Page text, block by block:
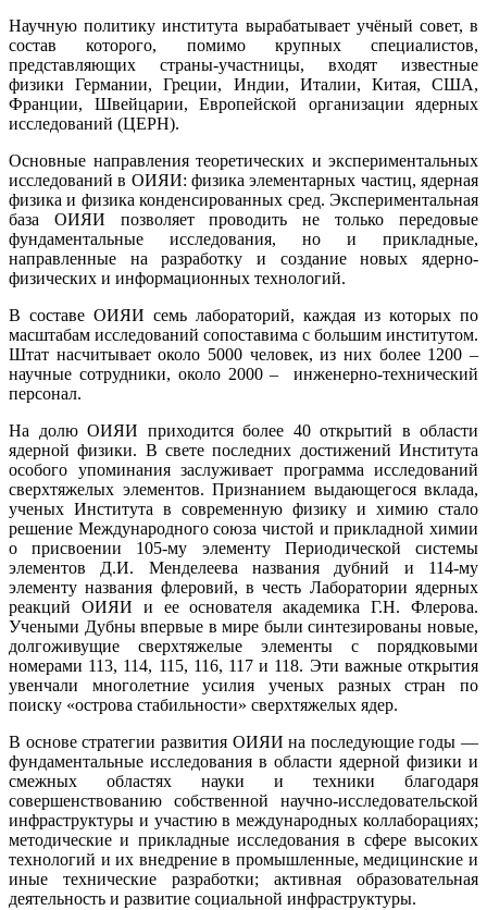
Научную политику института вырабатывает учёный совет, в
состав которого, помимо крупных специалистов,
представляющих страны-участницы, входят известные
физики Германии, Греции, Индии, Италии, Китая, США,
Франции, Швейцарии, Европейской организации ядерных
исследований (ЦЕРН).
Основные направления теоретических и экспериментальных
исследований в ОИЯИ: физика элементарных частиц, ядерная
физика и физика конденсированных сред. Экспериментальная
база ОИЯИ позволяет проводить не только передовые
фундаментальные исследования, но и прикладные,
направленные на разработку и создание новых ядерно-
физических и информационных технологий.
В составе ОИЯИ семь лабораторий, каждая из которых по
масштабам исследований сопоставима с большим институтом.
Штат насчитывает около 5000 человек, из них более 1200 –
научные сотрудники, около 2000 – инженерно-технический
персонал.
На долю ОИЯИ приходится более 40 открытий в области
ядерной физики. В свете последних достижений Института
особого упоминания заслуживает программа исследований
сверхтяжелых элементов. Признанием выдающегося вклада,
ученых Института в современную физику и химию стало
решение Международного союза чистой и прикладной химии
о присвоении 105-му элементу Периодической системы
элементов Д.И. Менделеева названия дубний и 114-му
элементу названия флеровий, в честь Лаборатории ядерных
реакций ОИЯИ и ее основателя академика Г.Н. Флерова.
Учеными Дубны впервые в мире были синтезированы новые,
долгоживущие сверхтяжелые элементы с порядковыми
номерами 113, 114, 115, 116, 117 и 118. Эти важные открытия
увенчали многолетние усилия ученых разных стран по
поиску «острова стабильности» сверхтяжелых ядер.
В основе стратегии развития ОИЯИ на последующие годы —
фундаментальные исследования в области ядерной физики и
смежных областях науки и техники благодаря
совершенствованию собственной научно-исследовательской
инфраструктуры и участию в международных коллаборациях;
методические и прикладные исследования в сфере высоких
технологий и их внедрение в промышленные, медицинские и
иные технические разработки; активная образовательная
деятельность и развитие социальной инфраструктуры.